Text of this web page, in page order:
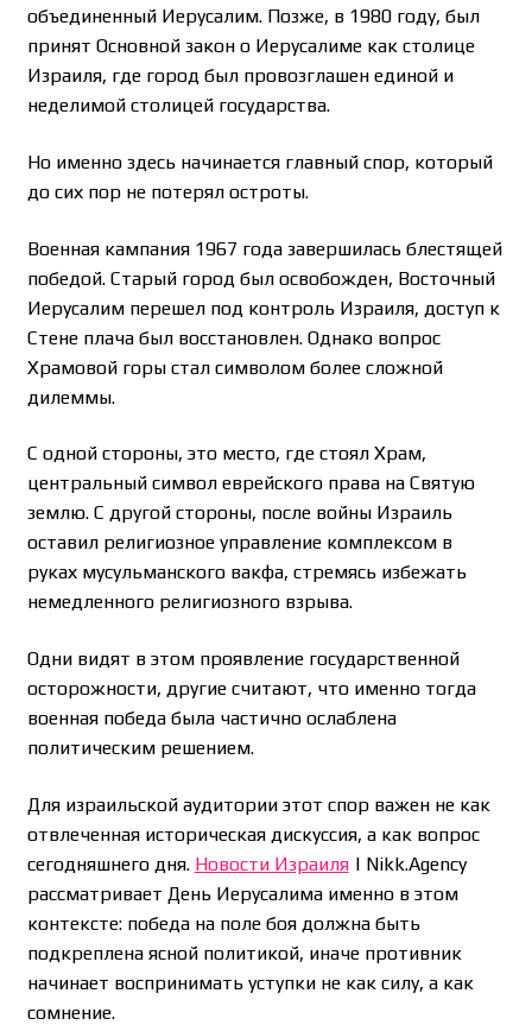
объединенный Иерусалим. Позже, в 1980 году, был
принят Основной закон о Иерусалиме как столице
Израиля, где город был провозглашен единой и
неделимой столицей государства.
Но именно здесь начинается главный спор, который
до сих пор не потерял остроты.
Военная кампания 1967 года завершилась блестящей
победой. Старый город был освобожден, Восточный
Иерусалим перешел под контроль Израиля, доступ к
Стене плача был восстановлен. Однако вопрос
Храмовой горы стал символом более сложной
дилеммы.
С одной стороны, это место, где стоял Храм,
центральный символ еврейского права на Святую
землю. С другой стороны, после войны Израиль
оставил религиозное управление комплексом в
руках мусульманского вакфа, стремясь избежать
немедленного религиозного взрыва.
Одни видят в этом проявление государственной
осторожности, другие считают, что именно тогда
военная победа была частично ослаблена
политическим решением.
Для израильской аудитории этот спор важен не как
отвлеченная историческая дискуссия, а как вопрос
сегодняшнего дня. Новости Израиля| Nikk.Agency
рассматривает День Иерусалима именно в этом
контексте: победа на поле боя должна быть
подкреплена ясной политикой, иначе противник
начинает воспринимать уступки не как силу, а как
сомнение.